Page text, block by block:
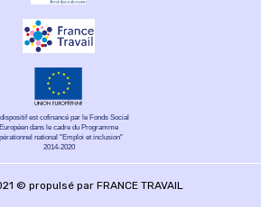
est cofinancé par le Fonds Social
Européen dans le cadre du Programme
national "Emploi et inclusion"
2014-2020
© propulsé par FRANCE TRAVAIL